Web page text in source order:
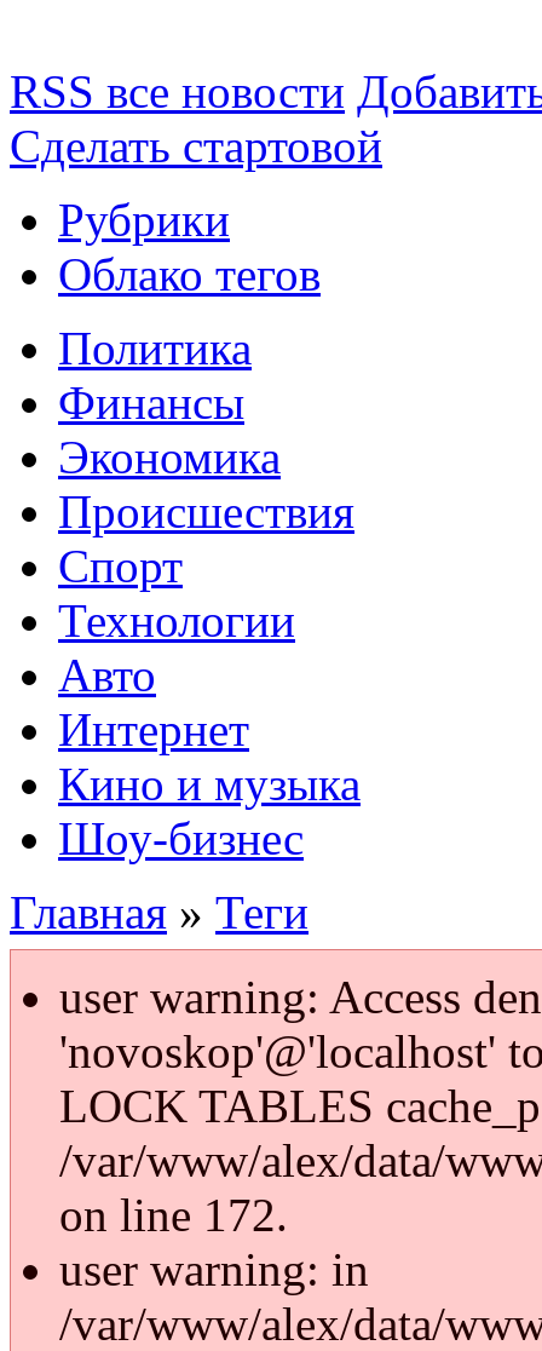
RSS все новости
Сделать стартовой
Рубрики
Облако тегов
Политика
Финансы
Экономика
Происшествия
Спорт
Технологии
Авто
Интернет
Кино и музыка
Шоу-бизнес
Главная » Теги
user warning: Access
'novoskop'@'localhost'
LOCK TABLES
/var/www/alex/data/
on line 172.
user warning: in
/var/www/alex/data/